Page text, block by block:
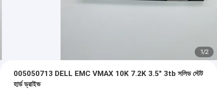
1/2
005050713 DELL EMC VMAX 10K 7.2K 3.5" 3tb সলিড স্টেট
হার্ড ড্রাইভ